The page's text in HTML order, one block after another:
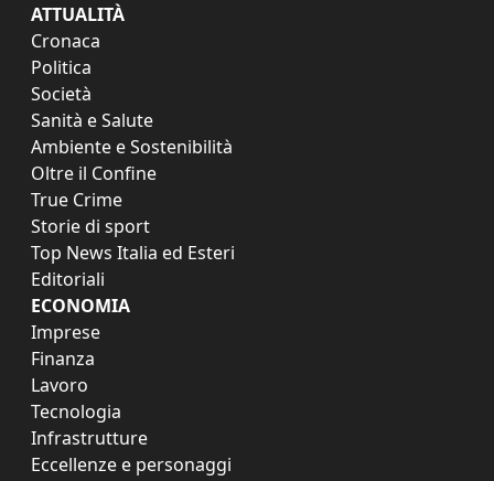
ATTUALITÀ
Cronaca
Politica
Società
Sanità e Salute
Ambiente e Sostenibilità
Oltre il Confine
True Crime
Storie di sport
Top News Italia ed Esteri
Editoriali
ECONOMIA
Imprese
Finanza
Lavoro
Tecnologia
Infrastrutture
Eccellenze e personaggi